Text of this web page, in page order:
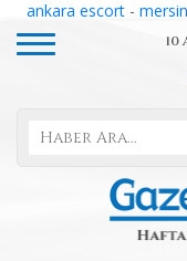
ankara escort-
10